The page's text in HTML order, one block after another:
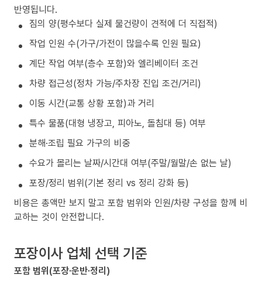
반영됩니다.
짐의 양(평수보다 실제 물건량이 견적에 더 직접적)
작업 인원 수(가구/가전이 많을수록 인원 필요)
계단 작업 여부(층수 포함)와 엘리베이터 조건
차량 접근성(정차 가능/주차장 진입 조건/거리)
이동 시간(교통 상황 포함)과 거리
특수 물품(대형 냉장고, 피아노, 돌침대 등) 여부
분해·조립 필요 가구의 비중
수요가 몰리는 날짜/시간대 여부(주말/월말/손 없는 날)
포장/정리 범위(기본 정리 vs 정리 강화 등)
비용은 총액만 보지 말고 포함 범위와 인원/차량 구성을 함께 비
교하는 것이 안전합니다.
포장이사 업체 선택 기준
포함 범위(포장·운반·정리)